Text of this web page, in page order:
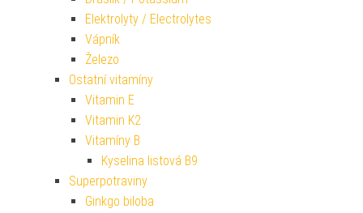
Elektrolyty / Electrolytes
Vápník
Železo
Ostatní vitamíny
Vitamin E
Vitamin K2
Vitamíny B
Kyselina listová B9
Superpotraviny
Ginkgo biloba